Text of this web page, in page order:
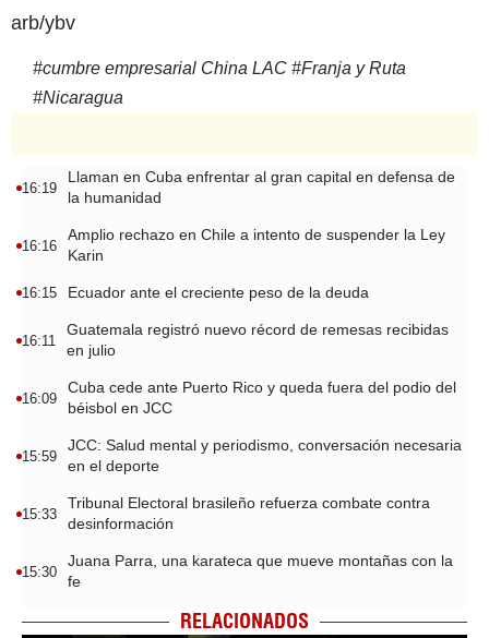
arb/ybv
#cumbre empresarial China LAC #Franja y Ruta
#Nicaragua
16:19
Llaman en Cuba enfrentar al gran capital en defensa de
la humanidad
16:16
Amplio rechazo en Chile a intento de suspender la Ley
Karin
16:15 Ecuador ante el creciente peso de la deuda
16:11
Guatemala registró nuevo récord de remesas recibidas
en julio
16:09
Cuba cede ante Puerto Rico y queda fuera del podio del
béisbol en JCC
15:59
JCC: Salud mental y periodismo, conversación necesaria
en el deporte
15:33
Tribunal Electoral brasileño refuerza combate contra
desinformación
15:30
Juana Parra, una karateca que mueve montañas con la
fe
RELACIONADOS